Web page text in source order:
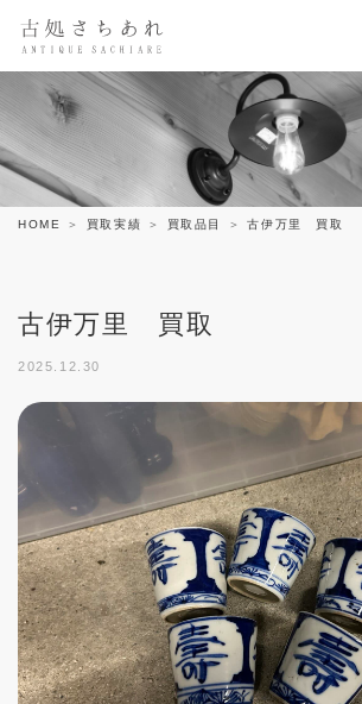
HOME 買取実績 買取品目 古伊万里 買取
古伊万里 買取
2025.12.30